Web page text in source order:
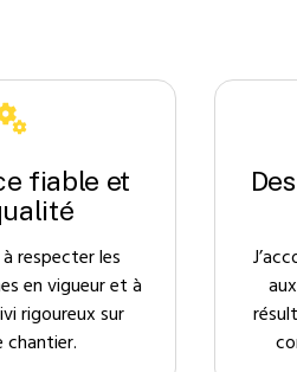
fiable et
à respecter les
en vigueur et à
rigoureux sur
chantier.